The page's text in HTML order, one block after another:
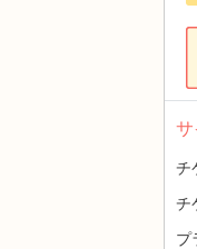
チ
チ
プ